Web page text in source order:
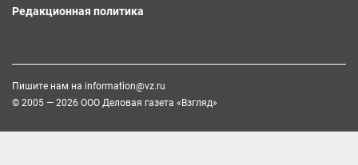
Редакционная политика
Пишите нам на information@vz.ru
© 2005 — 2026 ООО Деловая газета «Взгляд»